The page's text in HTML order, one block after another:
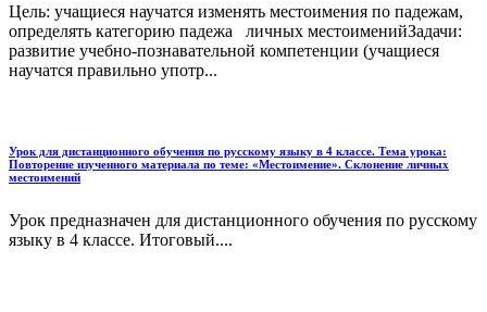
Цель: учащиеся научатся изменять местоимения по падежам,
определять категорию падежа личных местоименийЗадачи:
развитие учебно-познавательной компетенции (учащиеся
научатся правильно употр...
Урок для дистанционного обучения по русскому языку в 4 классе. Тема урока:
Повторение изученного материала по теме: «Местоимение». Склонение личных
местоимений
Урок предназначен для дистанционного обучения по русскому
языку в 4 классе. Итоговый....